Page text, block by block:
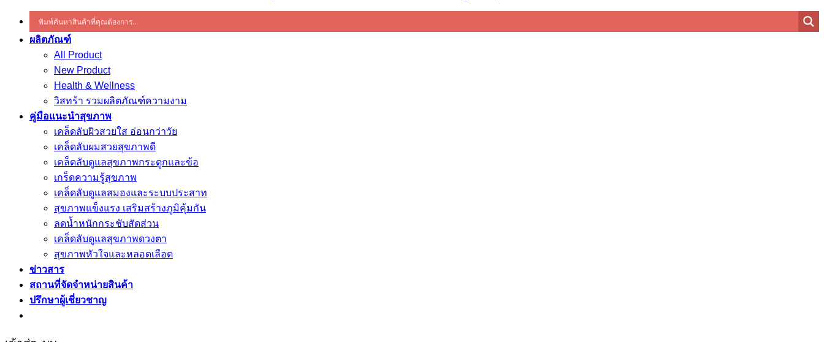
ผลิตภัณฑ์
All Product
New Product
Health & Wellness
วิสทร้า รวมผลิตภัณฑ์ความงาม
คู่มือแนะนำสุขภาพ
เคล็ดลับผิวสวยใส อ่อนกว่าวัย
เคล็ดลับผมสวยสุขภาพดี
เคล็ดลับดูแลสุขภาพกระดูกและข้อ
เกร็ดความรู้สุขภาพ
เคล็ดลับดูแลสมองและระบบประสาท
สุขภาพแข็งแรง เสริมสร้างภูมิคุ้มกัน
ลดน้ำหนักกระชับสัดส่วน
เคล็ดลับดูแลสุขภาพดวงตา
สุขภาพหัวใจและหลอดเลือด
ข่าวสาร
สถานที่จัดจำหน่ายสินค้า
ปรึกษาผู้เชี่ยวชาญ